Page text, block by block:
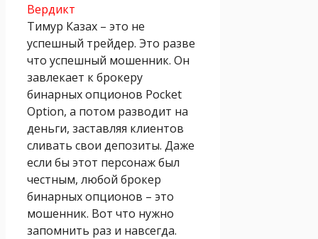
Вердикт
Тимур Казах – это не
успешный трейдер. Это разве
что успешный мошенник. Он
завлекает к брокеру
бинарных опционов Pocket
Option, а потом разводит на
деньги, заставляя клиентов
сливать свои депозиты. Даже
если бы этот персонаж был
честным, любой брокер
бинарных опционов – это
мошенник. Вот что нужно
запомнить раз и навсегда.